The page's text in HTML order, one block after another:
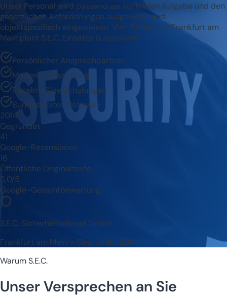
Unser Personal wird passend zur konkreten Aufgabe und den
gesetzlichen Anforderungen ausgewählt und
objektspezifisch eingewiesen. Vom Firmensitz Frankfurt am
Main plant S.E.C. Einsätze bundesweit.
Persönlicher Ansprechpartner
Moderne Ausrüstung
Regelmäßige Schulungen
Bundesweites Netzwerk
2014
Gegründet
41
Google-Rezensionen
16
Öffentliche Originaltexte
5,0/5
Google-Gesamtbewertung
S.E.C. Sicherheitsdienst GmbH
Frankfurt am Main – Gegründet 2014
Warum S.E.C.
Unser Versprechen an Sie